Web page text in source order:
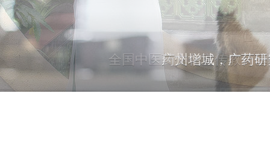
广州增城，广药